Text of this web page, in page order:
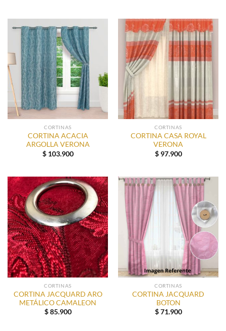
CORTINAS
CORTINA ACACIA
ARGOLLA VERONA
$103.900
CORTINAS
CORTINA CASA ROYAL
VERONA
$97.900
CORTINAS
CORTINA JACQUARD ARO
METÁLICO CAMALEON
$85.900
CORTINAS
CORTINA JACQUARD
BOTON
$71.900